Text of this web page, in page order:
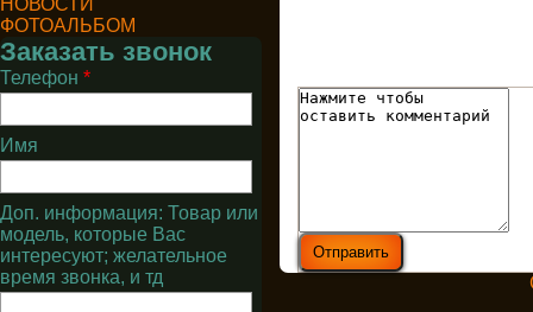
НОВОСТИ
ФОТОАЛЬБОМ
Заказать звонок
Телефон *
Имя
Доп. информация: Товар или
модель, которые Вас
интересуют; желательное
время звонка, и тд